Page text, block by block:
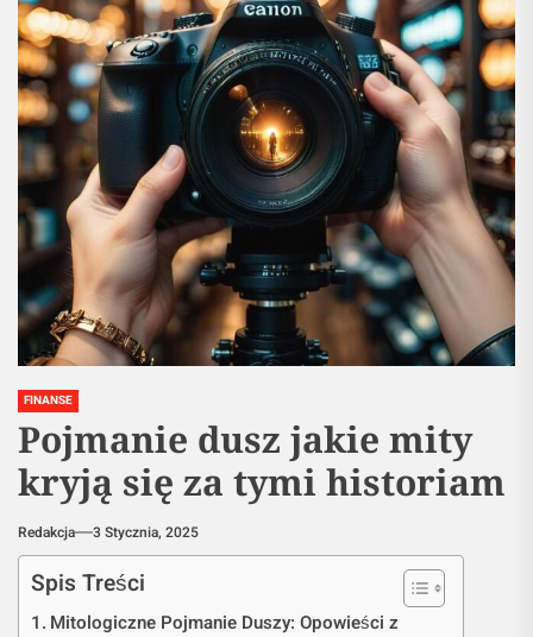
FINANSE
Pojmanie dusz jakie mity
kryją się za tymi historiam
Redakcja 3 Stycznia, 2025
Spis Treści
Mitologiczne Pojmanie Duszy: Opowieści z